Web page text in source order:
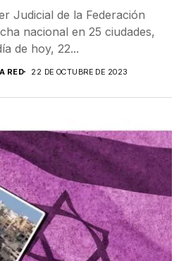
Judicial de la Federación
nacional en 25 ciudades,
de hoy, 22...
RED 22 DE OCTUBRE DE 2023